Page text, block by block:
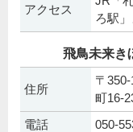
アクセス
ろ駅
飛鳥未来き
住所
〒
町16-
電話 050-